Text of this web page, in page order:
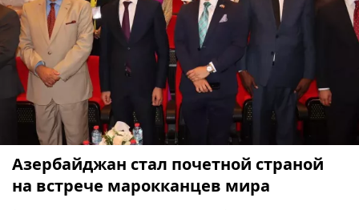
Азербайджан стал почетной страной
на встрече марокканцев мира